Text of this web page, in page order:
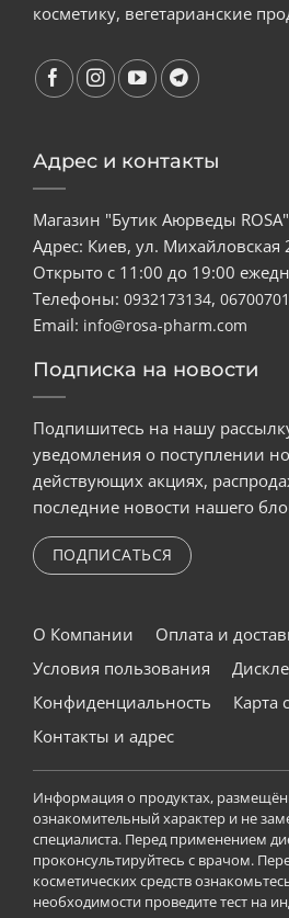
косметику, вегетарианские
Адрес и контакты
Магазин "Бутик Аюрведы ROSA"
Адрес: Киев, ул. Михайловская
Открыто с 11:00 до 19:00
Телефоны: 0932173134,
Email: info@rosa-pharm.com
Подписка на новости
Подпишитесь на нашу
уведомления о поступлении
действующих акциях,
последние новости нашего
ПОДПИСАТЬСЯ
О Компании
Оплата и
Условия пользования
Конфиденциальность
Карта
Контакты и адрес
Информация о продуктах,
ознакомительный характер и не
специалиста. Перед применением
проконсультируйтесь с врачом.
косметических средств
необходимости проведите тест на